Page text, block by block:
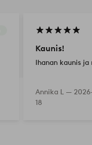
Kaunis!
Ihanan kaunis
Annika L —
18